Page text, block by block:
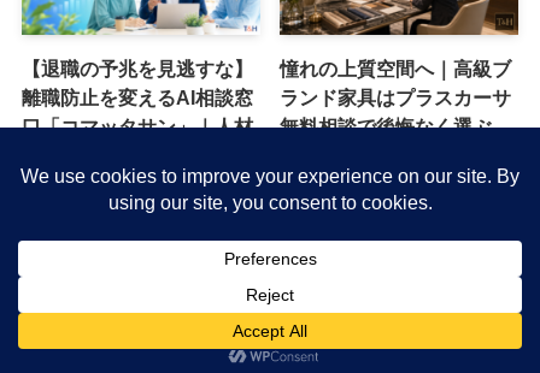
【退職の予兆を見逃すな】
離職防止を変えるAI相談窓
口「コマッタサン」｜人材
2026-07-16 働き方改革 1
憧れの上質空間へ｜高級ブ
ランド家具はプラスカーサ
無料相談で後悔なく選ぶ
1
©グッドライフゴーゴー.